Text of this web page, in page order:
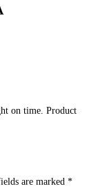
on time. Product
are marked *